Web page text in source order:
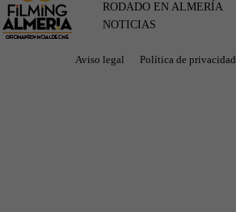
RODADO EN ALMERÍA
NOTICIAS
Aviso legal Política de privacidad